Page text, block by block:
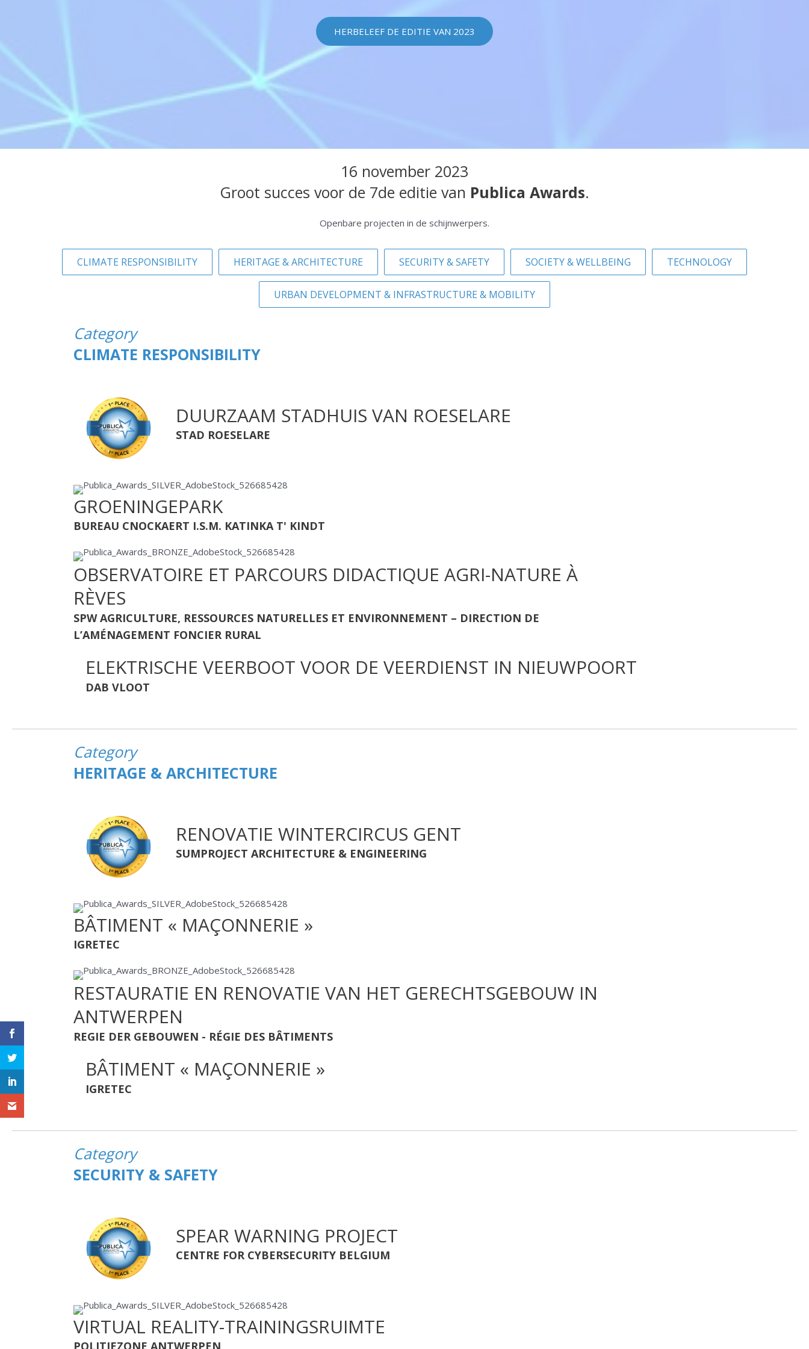
HERBELEEF DE EDITIE VAN 2023
16 november 2023
Groot succes voor de 7de editie van Publica Awards.
Openbare projecten in de schijnwerpers.
CLIMATE RESPONSIBILITY HERITAGE & ARCHITECTURE SECURITY & SAFETY SOCIETY & WELLBEING TECHNOLOGY
URBAN DEVELOPMENT & INFRASTRUCTURE & MOBILITY
Category
CLIMATE RESPONSIBILITY
DUURZAAM STADHUIS VAN ROESELARE
STAD ROESELARE
GROENINGEPARK
BUREAU CNOCKAERT I.S.M. KATINKA T' KINDT
OBSERVATOIRE ET PARCOURS DIDACTIQUE AGRI-NATURE À
RÈVES
SPW AGRICULTURE, RESSOURCES NATURELLES ET ENVIRONNEMENT – DIRECTION DE
L’AMÉNAGEMENT FONCIER RURAL
ELEKTRISCHE VEERBOOT VOOR DE VEERDIENST IN NIEUWPOORT
DAB VLOOT
Category
HERITAGE & ARCHITECTURE
RENOVATIE WINTERCIRCUS GENT
SUMPROJECT ARCHITECTURE & ENGINEERING
BÂTIMENT « MAÇONNERIE »
IGRETEC
RESTAURATIE EN RENOVATIE VAN HET GERECHTSGEBOUW IN
ANTWERPEN
REGIE DER GEBOUWEN - RÉGIE DES BÂTIMENTS
BÂTIMENT « MAÇONNERIE »
IGRETEC
Category
SECURITY & SAFETY
SPEAR WARNING PROJECT
CENTRE FOR CYBERSECURITY BELGIUM
VIRTUAL REALITY-TRAININGSRUIMTE
POLITIEZONE ANTWERPEN